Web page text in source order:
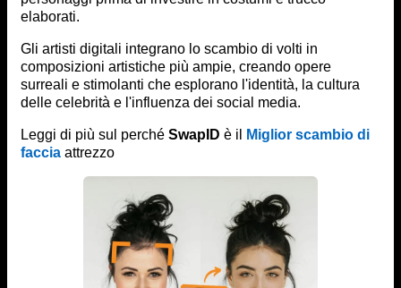
elaborati.
Gli artisti digitali integrano lo scambio di volti in
composizioni artistiche più ampie, creando opere
surreali e stimolanti che esplorano l'identità, la cultura
delle celebrità e l'influenza dei social media.
Leggi di più sul perché SwapID è il
Miglior scambio di
faccia attrezzo